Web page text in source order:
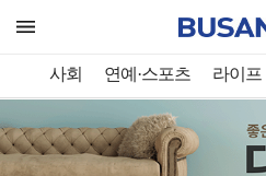
사회 연예·스포츠 라이프